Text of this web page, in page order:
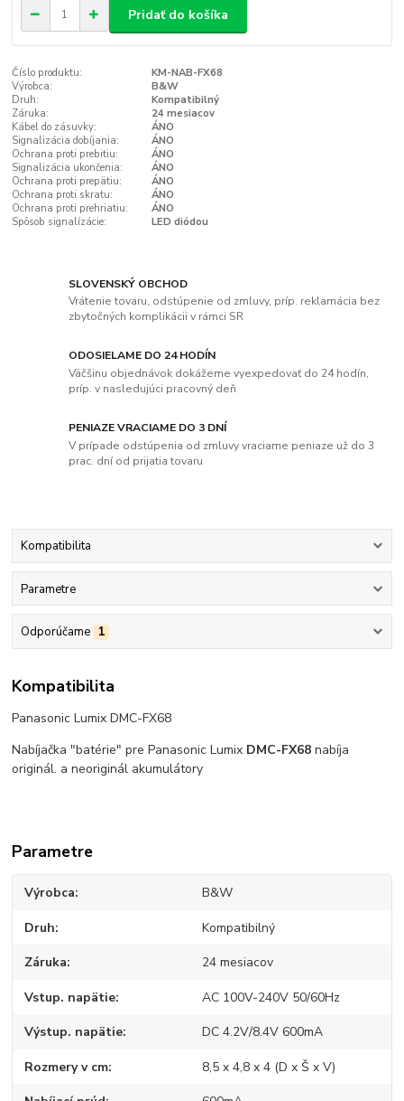
Pridať do košíka
Číslo produktu:
KM-NAB-FX68
Výrobca:
B&W
Druh:
Kompatibilný
Záruka:
24 mesiacov
Kábel do zásuvky:
ÁNO
Signalizácia dobíjania:
ÁNO
Ochrana proti prebitiu:
ÁNO
Signalizácia ukončenia:
ÁNO
Ochrana proti prepätiu:
ÁNO
Ochrana proti skratu:
ÁNO
Ochrana proti prehriatiu:
ÁNO
Spôsob signalízácie:
LED diódou
SLOVENSKÝ OBCHOD
Vrátenie tovaru, odstúpenie od zmluvy, príp. reklamácia bez
zbytočných komplikácii v rámci SR
ODOSIELAME DO 24 HODÍN
Väčšinu objednávok dokážeme vyexpedovať do 24 hodín,
príp. v nasledujúci pracovný deň
PENIAZE VRACIAME DO 3 DNÍ
V prípade odstúpenia od zmluvy vraciame peniaze už do 3
prac. dní od prijatia tovaru
Kompatibilita
Parametre
Odporúčame 1
Kompatibilita
Panasonic Lumix DMC-FX68
Nabíjačka "batérie" pre Panasonic Lumix DMC-FX68nabíja
originál. a neoriginál akumulátory
Parametre
Výrobca B&W
Druh Kompatibilný
Záruka 24 mesiacov
Vstup. napätie AC 100V-240V 50/60Hz
Výstup. napätie DC 4.2V/8.4V 600mA
Rozmery v cm 8,5 x 4,8 x 4 (D x Š x V)